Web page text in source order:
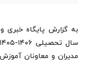
به گزارش پایگاه خبری
مدیران و معاونان